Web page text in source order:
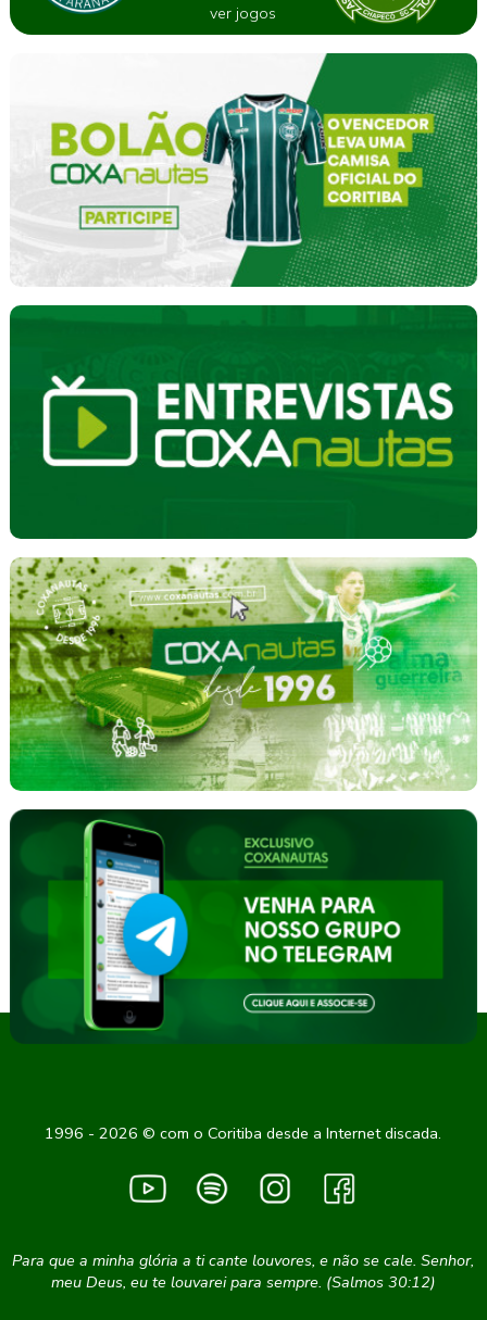
ver jogos
1996 - 2026 © com o Coritiba desde a Internet discada.
Para que a minha glória a ti cante louvores, e não se cale. Senhor,
meu Deus, eu te louvarei para sempre. (Salmos 30:12)